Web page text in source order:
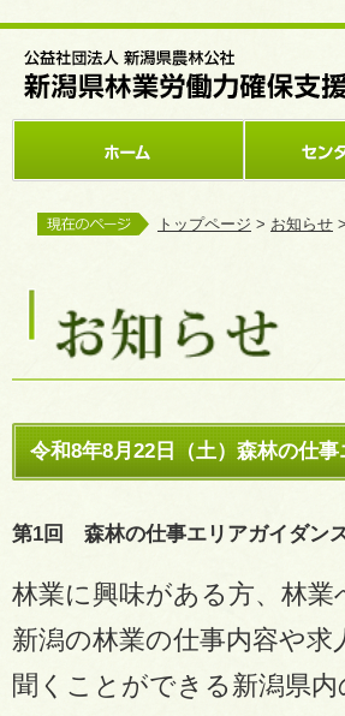
トップページ > お知らせ
令和8年8月22日（土）森林の仕
第1回 森林の仕事エリアガイダン
林業に興味がある方、林
新潟の林業の仕事内容や
聞くことができる新潟県